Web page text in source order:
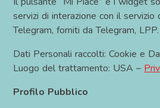
servizi di interazione con il servizio
Telegram, forniti da Telegram, LPP.
Dati Personali raccolti: Cookie e
Luogo del trattamento: USA –
Profilo Pubblico